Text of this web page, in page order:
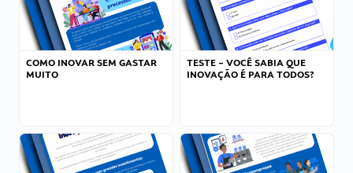
COMO INOVAR SEM GASTAR
MUITO
TESTE – VOCÊ SABIA QUE
INOVAÇÃO É PARA TODOS?